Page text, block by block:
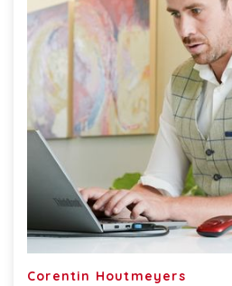
Corentin Houtmeyers